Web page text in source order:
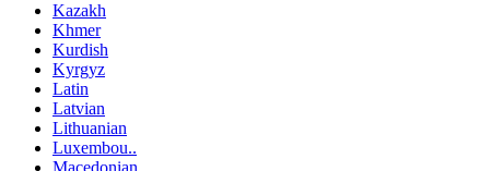
Kazakh
Khmer
Kurdish
Kyrgyz
Latin
Latvian
Lithuanian
Luxembou..